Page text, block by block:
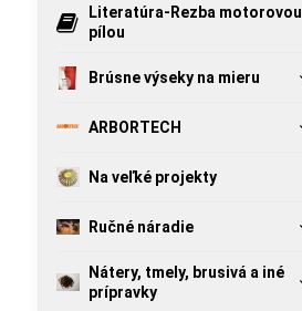
Literatúra-Rezba motorovou
pílou
Brúsne výseky na mieru
ARBORTECH
Na veľké projekty
Ručné náradie
Nátery, tmely, brusivá a iné
prípravky